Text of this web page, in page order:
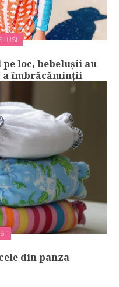
loc, bebelușii au
îmbrăcăminții
din panza